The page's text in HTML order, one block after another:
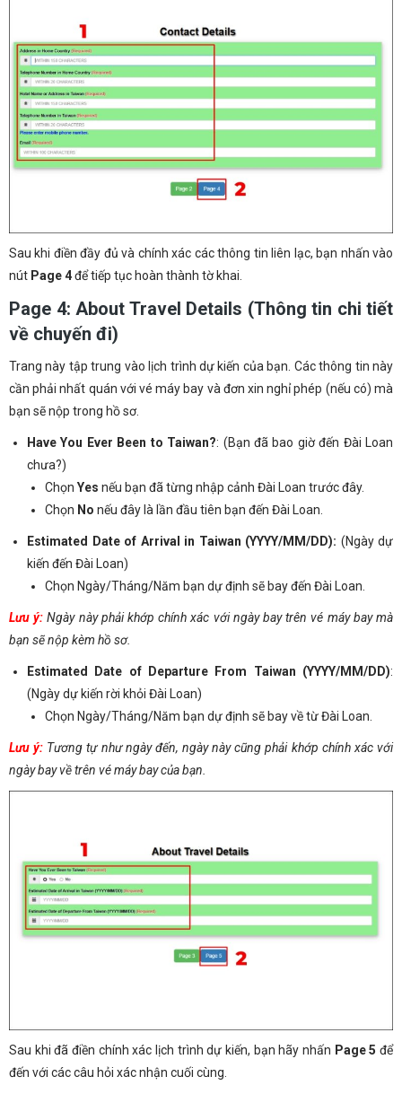
Sau khi điền đầy đủ và chính xác các thông tin liên lạc, bạn nhấn vào
nút Page 4để tiếp tục hoàn thành tờ khai.
Page 4: About Travel Details (Thông tin chi tiết
về chuyến đi)
Trang này tập trung vào lịch trình dự kiến của bạn. Các thông tin này
cần phải nhất quán với vé máy bay và đơn xin nghỉ phép (nếu có) mà
bạn sẽ nộp trong hồ sơ.
Have You Ever Been to Taiwan?: (Bạn đã bao giờ đến Đài Loan
chưa?)
Chọn Yes nếu bạn đã từng nhập cảnh Đài Loan trước đây.
Chọn No nếu đây là lần đầu tiên bạn đến Đài Loan.
Estimated Date of Arrival in Taiwan (YYYY/MM/DD): (Ngày dự
kiến đến Đài Loan)
Chọn Ngày/Tháng/Năm bạn dự định sẽ bay đến Đài Loan.
Lưu ý: Ngày này phải khớp chính xác với ngày bay trên vé máy bay mà
bạn sẽ nộp kèm hồ sơ.
Estimated Date of Departure From Taiwan (YYYY/MM/DD):
(Ngày dự kiến rời khỏi Đài Loan)
Chọn Ngày/Tháng/Năm bạn dự định sẽ bay về từ Đài Loan.
Lưu ý: Tương tự như ngày đến, ngày này cũng phải khớp chính xác với
ngày bay về trên vé máy bay của bạn.
Sau khi đã điền chính xác lịch trình dự kiến, bạn hãy nhấn Page 5 để
đến với các câu hỏi xác nhận cuối cùng.